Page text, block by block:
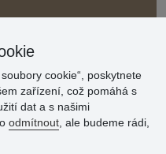
cookie“, poskytnete
zařízení, což pomáhá s
dat a s našimi
odmítnout , ale budeme rádi,